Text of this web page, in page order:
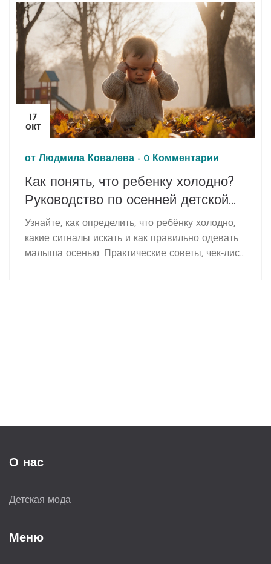
17
окт
от Людмила Ковалева - 0 Комментарии
Как понять, что ребенку холодно?
Руководство по осенней детской
одежде
Узнайте, как определить, что ребёнку холодно,
какие сигналы искать и как правильно одевать
малыша осенью. Практические советы, чек‑лист
О нас
Детская мода
Меню